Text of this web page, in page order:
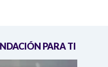
PARA TI